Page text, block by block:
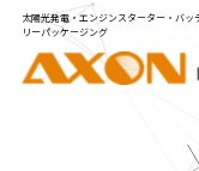
太陽光発電・エンジンスターター・バ
リーパッケージング